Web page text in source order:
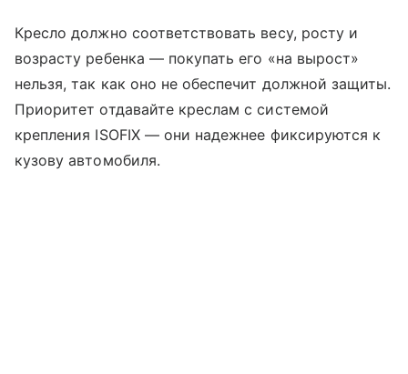
Кресло должно соответствовать весу, росту и
возрасту ребенка — покупать его «на вырост»
нельзя, так как оно не обеспечит должной защиты.
Приоритет отдавайте креслам с системой
крепления ISOFIX — они надежнее фиксируются к
кузову автомобиля.